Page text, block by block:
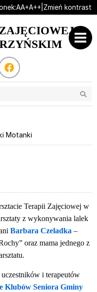
Przejdź do wyszukiwarki
Ustaw domyślną
AUstaw większą
A+Ustaw największą
A++ Zmień kontrast
instagram.com
Profil na facebook.com
Motanki
Terapii Zajęciowej w
z wykonywania lalek
Barbara Czeladka –
oraz mama jednego z
i terapeutów
Klubów Seniora Gminy